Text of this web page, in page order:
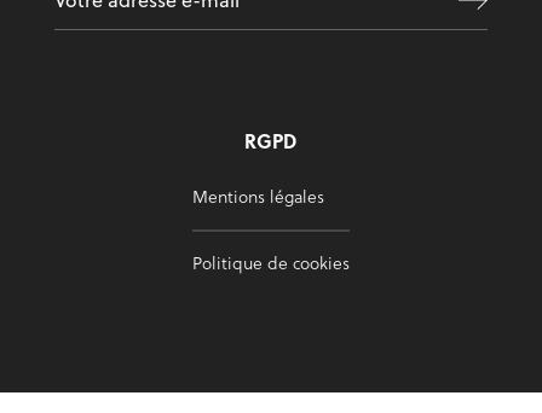
RGPD
Mentions légales
Politique de cookies